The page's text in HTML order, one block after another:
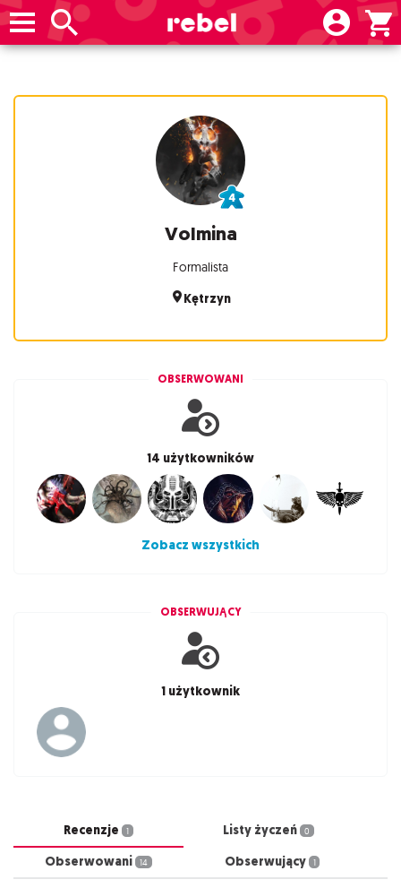
Volmina
Formalista
Kętrzyn
OBSERWOWANI
14 użytkowników
Zobacz wszystkich
OBSERWUJĄCY
1 użytkownik
Recenzje 1 Listy życzeń 0
Obserwowani 14 Obserwujący 1